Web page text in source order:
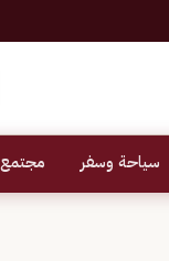
سياحة وسفر مجتمع